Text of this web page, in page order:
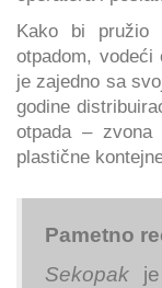
Kako bi pružio
otpadom, vodeći
je zajedno sa
godine
otpada –
plastične
Pametno
Sekopak